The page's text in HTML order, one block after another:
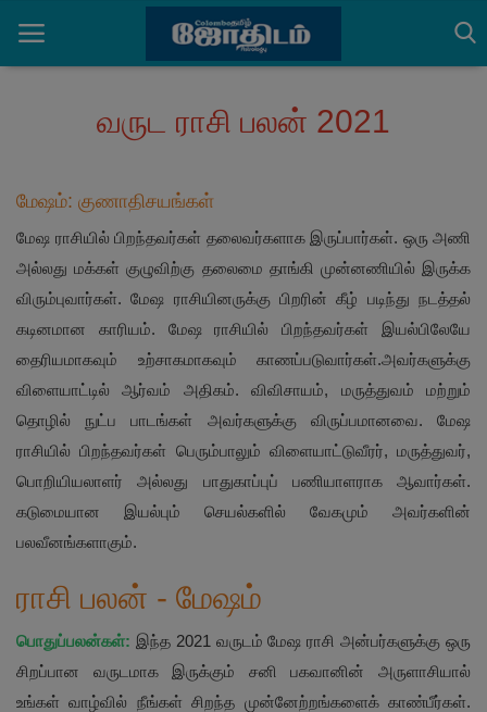
செய்திகள்
ராசிபலன்கள்
பஞ்சாங்கம்
ஆன்மீக அர்த்தங்கள்
தகவல்கள்
வருட ராசி பலன் 2021
மேஷம்: குணாதிசயங்கள்
மேஷ ராசியில் பிறந்தவர்கள் தலைவர்களாக இருப்பார்கள். ஒரு அணி
அல்லது மக்கள் குழுவிற்கு தலைமை தாங்கி முன்னணியில் இருக்க
விரும்புவார்கள். மேஷ ராசியினருக்கு பிறரின் கீழ் படிந்து நடத்தல்
கடினமான காரியம். மேஷ ராசியில் பிறந்தவர்கள் இயல்பிலேயே
தைரியமாகவும் உற்சாகமாகவும் காணப்படுவார்கள்.அவர்களுக்கு
விளையாட்டில் ஆர்வம் அதிகம். விவிசாயம், மருத்துவம் மற்றும்
தொழில் நுட்ப பாடங்கள் அவர்களுக்கு விருப்பமானவை. மேஷ
ராசியில் பிறந்தவர்கள் பெரும்பாலும் விளையாட்டுவீரர், மருத்துவர்,
பொறியியலாளர் அல்லது பாதுகாப்புப் பணியாளராக ஆவார்கள்.
கடுமையான இயல்பும் செயல்களில் வேகமும் அவர்களின்
பலவீனங்களாகும்.
ராசி பலன் - மேஷம்
பொதுப்பலன்கள்: இந்த 2021 வருடம் மேஷ ராசி அன்பர்களுக்கு ஒரு
சிறப்பான வருடமாக இருக்கும் சனி பகவானின் அருளாசியால்
உங்கள் வாழ்வில் நீங்கள் சிறந்த முன்னேற்றங்களைக் காண்பீர்கள்.